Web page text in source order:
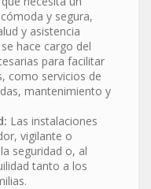
y segura,
y asistencia
hace cargo del
para facilitar
como servicios de
mantenimiento y
Las instalaciones
vigilante o
seguridad o, al
tanto a los